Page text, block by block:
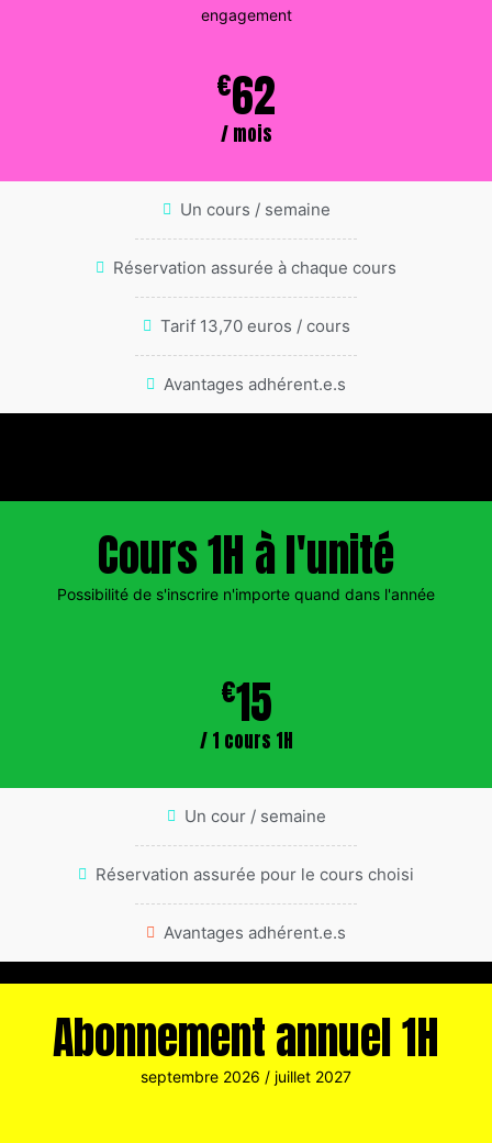
engagement
€62
/ mois
Un cours / semaine
Réservation assurée à chaque cours
Tarif 13,70 euros / cours
Avantages adhérent.e.s
Cours 1H à l'unité
Possibilité de s'inscrire n'importe quand dans l'année
€15
/ 1 cours 1H
Un cour / semaine
Réservation assurée pour le cours choisi
Avantages adhérent.e.s
Abonnement annuel 1H
septembre 2026 / juillet 2027